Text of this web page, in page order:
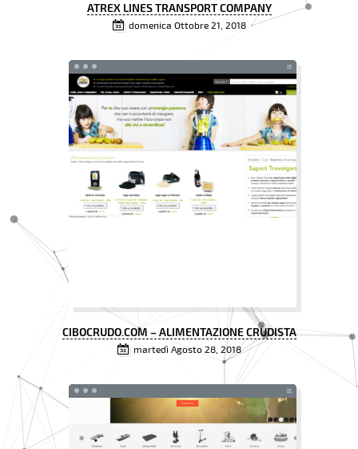
ATREX LINES TRANSPORT COMPANY
domenica Ottobre 21, 2018
CIBOCRUDO.COM – ALIMENTAZIONE CRUDISTA
martedì Agosto 28, 2018